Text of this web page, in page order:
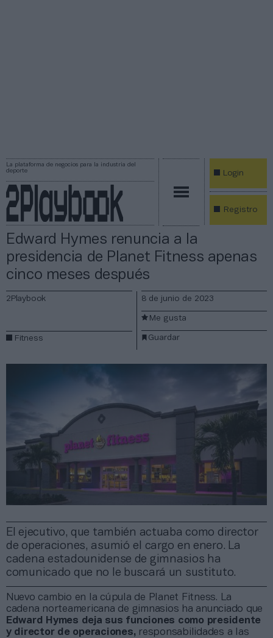
La plataforma de negocios para la industria del
deporte
Login
Registro
Edward Hymes renuncia a la
presidencia de Planet Fitness apenas
cinco meses después
El ejecutivo, que también actuaba como director
de operaciones, asumió el cargo en enero. La
cadena estadounidense de gimnasios ha
comunicado que no le buscará un sustituto.
2Playbook
Fitness
8 de junio de 2023
Guardar
Me gusta
Nuevo cambio en la cúpula de Planet Fitness. La
cadena norteamericana de gimnasios ha anunciado que
Edward Hymes deja sus funciones como presidente
y director de operaciones, responsabilidades a las